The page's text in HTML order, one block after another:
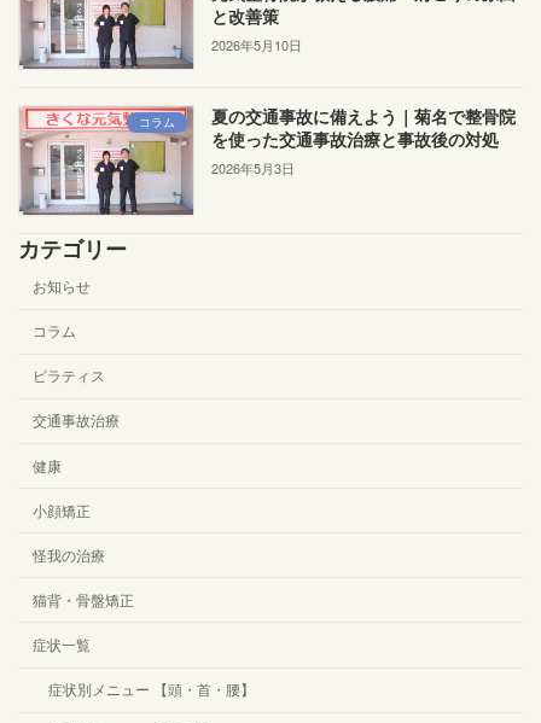
と改善策
2026年5月10日
コラム
夏の交通事故に備えよう｜菊名で整骨院
を使った交通事故治療と事故後の対処
2026年5月3日
カテゴリー
お知らせ
コラム
ピラティス
交通事故治療
健康
小顔矯正
怪我の治療
猫背・骨盤矯正
症状一覧
症状別メニュー 【頭・首・腰】